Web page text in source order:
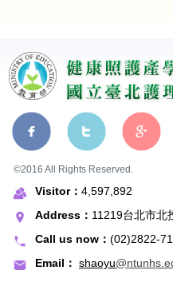
©2016 All Rights Reserved.
Visitor： 4,597,892
Address： 11219台北市北
Call us now： (02)2822-
Email： shaoyu